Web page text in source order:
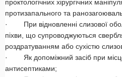
проктологічних хірургічних
протизапального та
· При відновленні слизової
піхви, що супроводжуються
роздратуванням або сухістю
· Як допоміжний засіб при
антисептиками;